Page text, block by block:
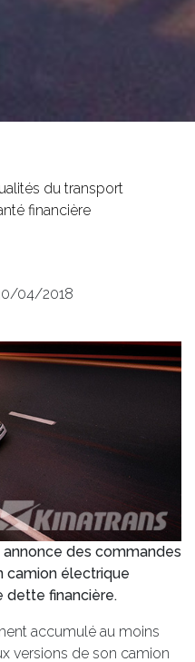
du transport
financière
04/2018
des commandes
camion électrique
dette financière.
accumulé au moins
versions de son camion